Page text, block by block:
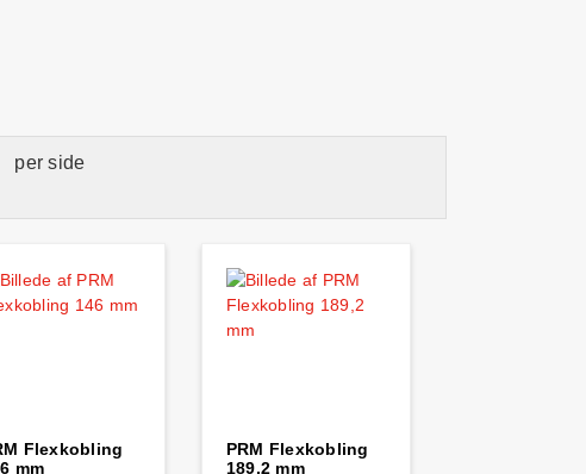
per side
Flexkobling
mm
PRM Flexkobling
189,2 mm